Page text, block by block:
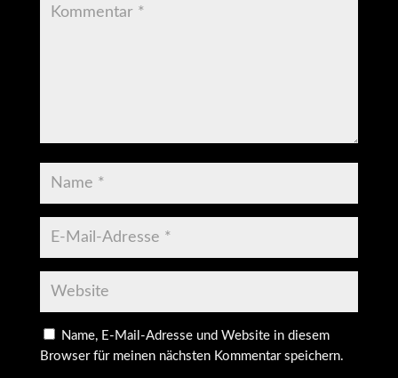
Name, E-Mail-Adresse und Website in diesem
Browser für meinen nächsten Kommentar speichern.